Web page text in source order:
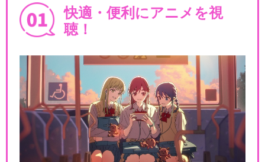
快適・便利にアニメを視
聴！